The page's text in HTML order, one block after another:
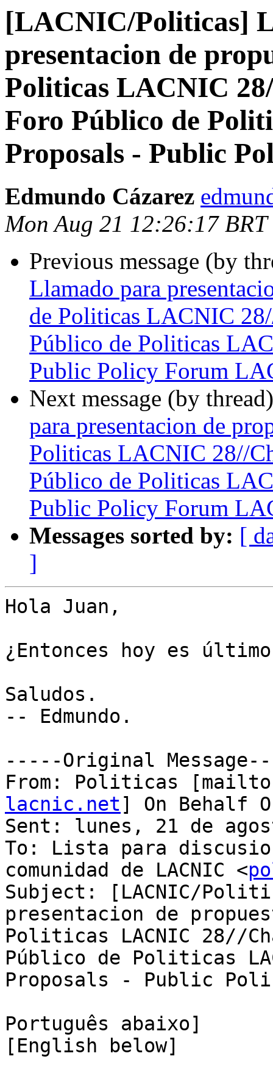
[LACNIC/Politicas]
presentacion de
Politicas LACNIC
Foro Público de
Proposals - Public
Edmundo Cázarez
Mon Aug 21 12:26:17 BRT
Previous message (by
Llamado para
de Politicas LACNIC
Público de Politicas
Public Policy Forum
Next message (by
para presentacion de
Politicas LACNIC 28//
Público de Politicas
Public Policy Forum
Messages sorted by: [
]
Hola Juan,
¿Entonces hoy es
Saludos.
-- Edmundo.
-----Original
From: Politicas
lacnic.net] On Behalf
Sent: lunes, 21 de
To: Lista para
comunidad de LACNIC <
Subject: [LACNIC/
presentacion de
Politicas LACNIC 28//
Público de Politicas
Proposals - Public
Português abaixo]
[English below]